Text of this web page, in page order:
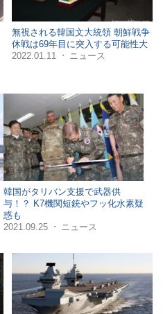
無視される韓国文大統領 朝鮮戦争
休戦は69年目に突入する可能性大
2022.01.11
・ ニュース
韓国がタリバン支援で武器供
与！？ K7機関短銃やフッ化水素疑
惑も
2021.09.25
・ ニュース